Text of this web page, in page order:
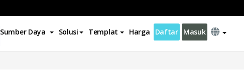
Sumber Daya Solusi Templat Harga Daftar Masuk